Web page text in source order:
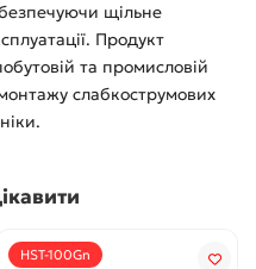
щільне
Продукт
та промисловій
слабкострумових
HST-100Gn